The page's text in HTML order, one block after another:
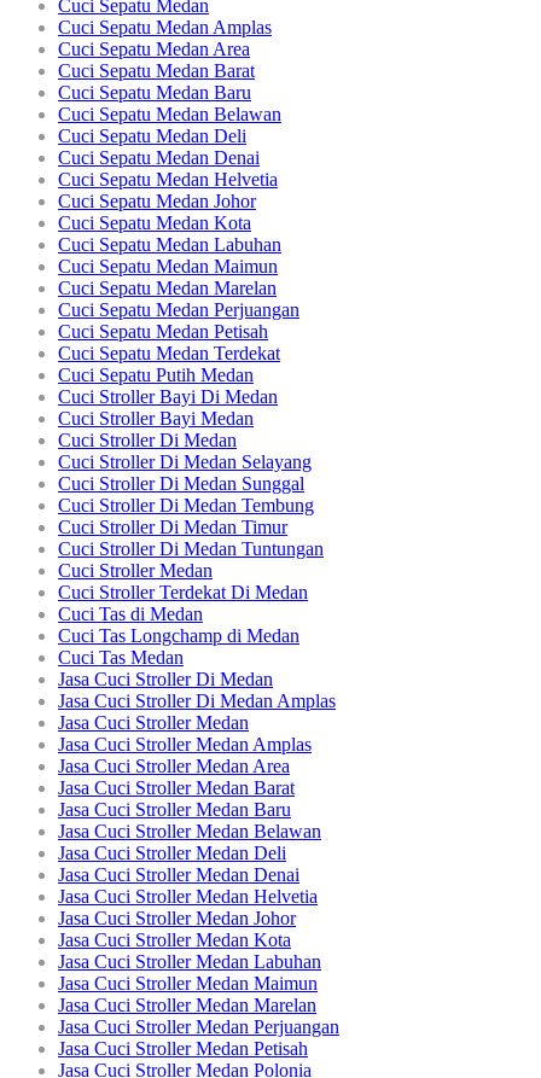
Cuci Sepatu Medan
Cuci Sepatu Medan Amplas
Cuci Sepatu Medan Area
Cuci Sepatu Medan Barat
Cuci Sepatu Medan Baru
Cuci Sepatu Medan Belawan
Cuci Sepatu Medan Deli
Cuci Sepatu Medan Denai
Cuci Sepatu Medan Helvetia
Cuci Sepatu Medan Johor
Cuci Sepatu Medan Kota
Cuci Sepatu Medan Labuhan
Cuci Sepatu Medan Maimun
Cuci Sepatu Medan Marelan
Cuci Sepatu Medan Perjuangan
Cuci Sepatu Medan Petisah
Cuci Sepatu Medan Terdekat
Cuci Sepatu Putih Medan
Cuci Stroller Bayi Di Medan
Cuci Stroller Bayi Medan
Cuci Stroller Di Medan
Cuci Stroller Di Medan Selayang
Cuci Stroller Di Medan Sunggal
Cuci Stroller Di Medan Tembung
Cuci Stroller Di Medan Timur
Cuci Stroller Di Medan Tuntungan
Cuci Stroller Medan
Cuci Stroller Terdekat Di Medan
Cuci Tas di Medan
Cuci Tas Longchamp di Medan
Cuci Tas Medan
Jasa Cuci Stroller Di Medan
Jasa Cuci Stroller Di Medan Amplas
Jasa Cuci Stroller Medan
Jasa Cuci Stroller Medan Amplas
Jasa Cuci Stroller Medan Area
Jasa Cuci Stroller Medan Barat
Jasa Cuci Stroller Medan Baru
Jasa Cuci Stroller Medan Belawan
Jasa Cuci Stroller Medan Deli
Jasa Cuci Stroller Medan Denai
Jasa Cuci Stroller Medan Helvetia
Jasa Cuci Stroller Medan Johor
Jasa Cuci Stroller Medan Kota
Jasa Cuci Stroller Medan Labuhan
Jasa Cuci Stroller Medan Maimun
Jasa Cuci Stroller Medan Marelan
Jasa Cuci Stroller Medan Perjuangan
Jasa Cuci Stroller Medan Petisah
Jasa Cuci Stroller Medan Polonia